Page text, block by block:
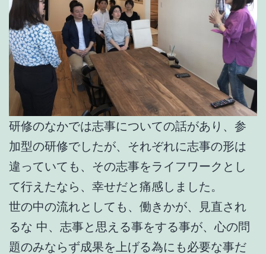
研修のなかでは志事についての話があり、参
加型の研修でしたが、それぞれに志事の形は
違っていても、その志事をライフワークとし
て行えたなら、幸せだと痛感しました。
世の中の流れとしても、働きかが、見直され
るな 中、志事と思える事をする事が、心の問
題のみならず成果を上げる為にも必要な事だ